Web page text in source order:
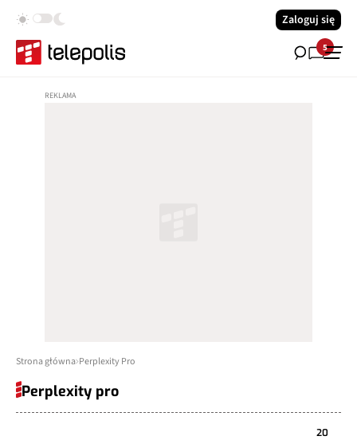
Zaloguj się
5
Strona główna Perplexity Pro
Perplexity pro
20